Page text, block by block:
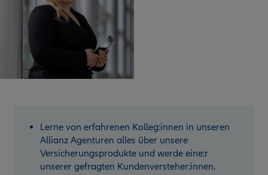
Lerne von erfahrenen Kolleg:innen in unseren
Allianz Agenturen alles über unsere
Versicherungsprodukte und werde eine:r
unserer gefragten Kundenversteher:innen.